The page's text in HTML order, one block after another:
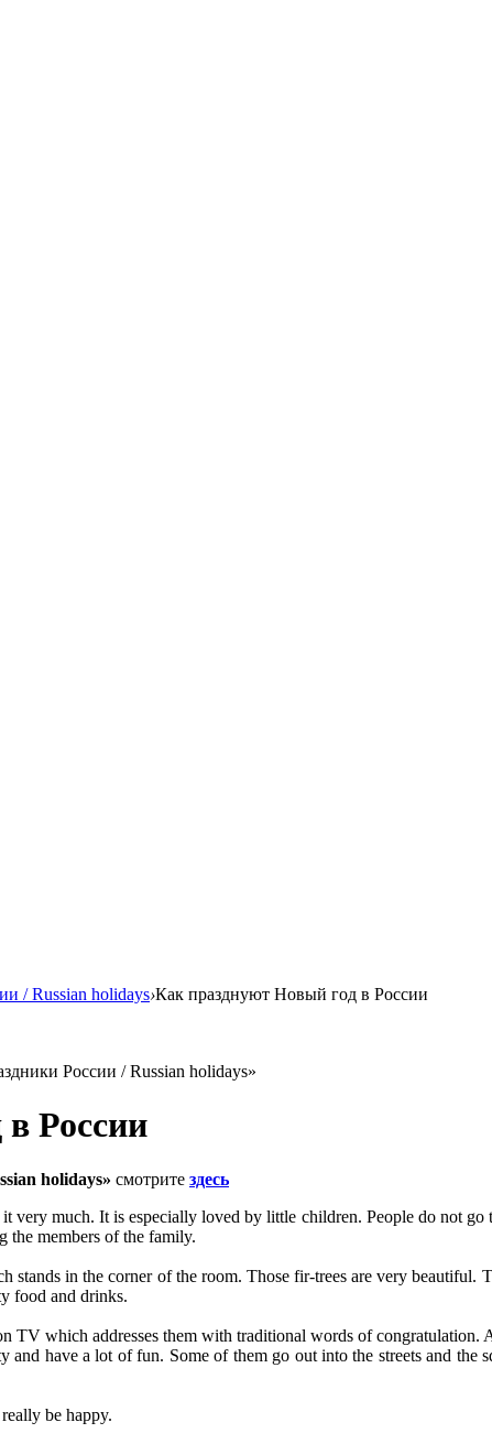
/ Russian holidays›Как празднуют Новый год в России
России / Russian holidays»
России
holidays» смотрите здесь
very much. It is especially loved by little children. People do not
the members of the family.
stands in the corner of the room. Those fir-trees are very beautiful.
food and drinks.
TV which addresses them with traditional words of
and have a lot of fun. Some of them go out into the streets and
be happy.